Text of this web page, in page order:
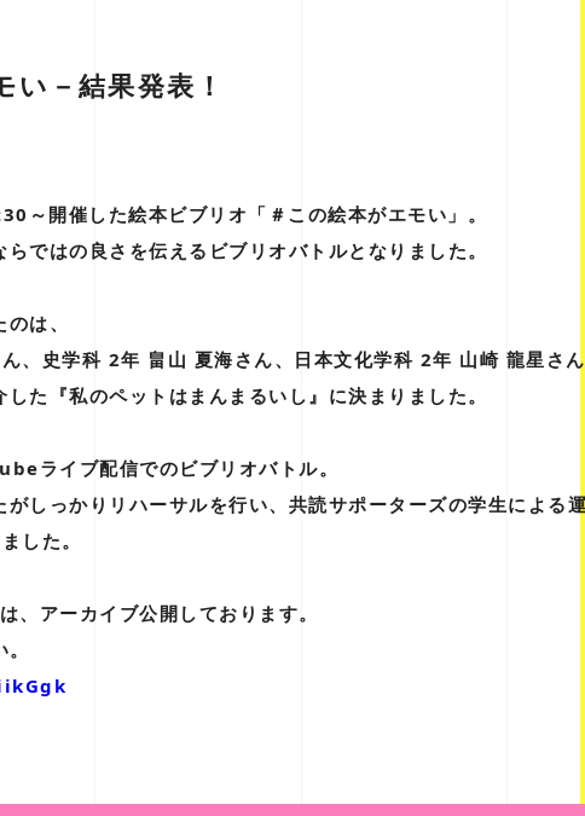
い－結果発表！
～開催した絵本ビブリオ「＃この絵本がエモい」。
ではの良さを伝えるビブリオバトルとなりました。
は、
、史学科 2年 畠山 夏海さん、日本文化学科 2年 山崎 龍星さん
た『私のペットはまんまるいし』に決まりました。
ライブ配信でのビブリオバトル。
しっかりリハーサルを行い、共読サポーターズの学生による
した。
アーカイブ公開しております。